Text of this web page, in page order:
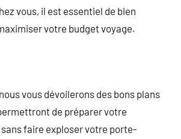
vous, il est essentiel de bien
votre budget voyage.
vous dévoilerons des bons plans
de préparer votre
faire exploser votre porte-